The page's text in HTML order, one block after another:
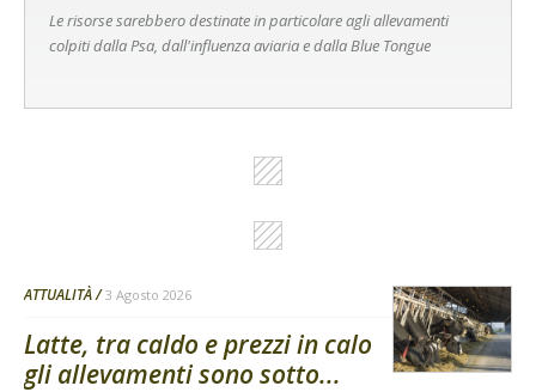
Le risorse sarebbero destinate in particolare agli allevamenti
colpiti dalla Psa, dall'influenza aviaria e dalla Blue Tongue
ATTUALITÀ 3 Agosto 2026
Latte, tra caldo e prezzi in calo
gli allevamenti sono sotto...